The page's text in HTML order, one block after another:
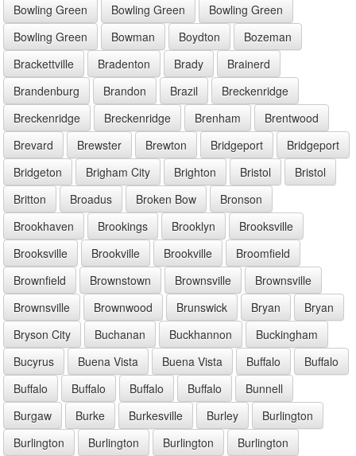
Bowling Green
Bowling Green
Bowling Green
Bowling Green
Bowman Boydton
Bozeman
Brackettville
Bradenton Brady
Brainerd
Brandenburg
Brandon Brazil
Breckenridge
Breckenridge
Breckenridge Brenham
Brentwood
Brevard
Brewster Brewton Bridgeport
Bridgeport
Bridgeton
Brigham City Brighton Bristol
Bristol
Britton
Broadus Broken Bow
Bronson
Brookhaven
Brookings Brooklyn
Brooksville
Brooksville
Brookville Brookville
Broomfield
Brownfield
Brownstown Brownsville
Brownsville
Brownsville
Brownwood Brunswick Bryan
Bryan
Bryson City
Buchanan Buckhannon
Buckingham
Bucyrus
Buena Vista Buena Vista Buffalo
Buffalo
Buffalo
Buffalo Buffalo Buffalo
Bunnell
Burgaw
Burke Burkesville Burley
Burlington
Burlington
Burlington Burlington
Burlington